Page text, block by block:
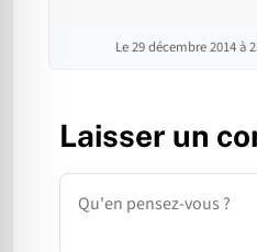
Le 29 décembre 2014 à
Laisser un
Commentaire